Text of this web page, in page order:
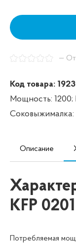
—
Код товара:
Мощность: 1200;
Соковыжималка:
Описание
KFP
Потребляемая